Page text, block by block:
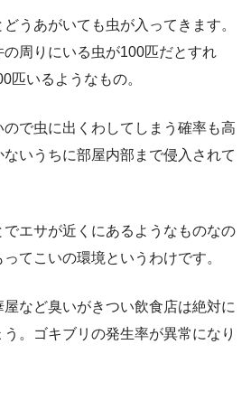
うあがいても虫が入ってきます。
周りにいる虫が100匹だとすれ
匹いるようなもの。
で虫に出くわしてしまう確率も高
ないうちに部屋内部まで侵入されて
エサが近くにあるようなものなの
てこいの環境というわけです。
など臭いがきつい飲食店は絶対に
。ゴキブリの発生率が異常になり